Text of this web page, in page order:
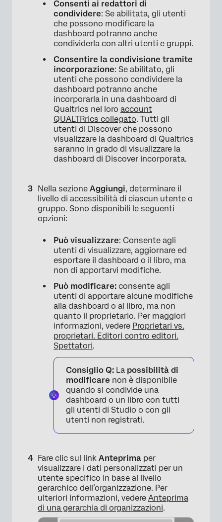
Consenti ai redattori di
condividere: Se abilitata, gli utenti
che possono modificare la
dashboard potranno anche
condividerla con altri utenti e gruppi.
Consentire la condivisione tramite
incorporazione: Se abilitato, gli
utenti che possono condividere la
dashboard potranno anche
incorporarla in una dashboard di
Qualtrics nel loro account
QUALTRrics collegato. Tutti gli
utenti di Discover che possono
visualizzare la dashboard di Qualtrics
saranno in grado di visualizzare la
dashboard di Discover incorporata.
Nella sezione Aggiungi, determinare il
livello di accessibilità di ciascun utente o
gruppo. Sono disponibili le seguenti
opzioni:
Può visualizzare: Consente agli
utenti di visualizzare, aggiornare ed
esportare il dashboard o il libro, ma
non di apportarvi modifiche.
Può modificare: consente agli
utenti di apportare alcune modifiche
alla dashboard o al libro, ma non
quanto il proprietario. Per maggiori
informazioni, vedere Proprietari vs.
proprietari. Editori contro editori.
Spettatori.
Consiglio Q: La possibilità di
modificare non è disponibile
quando si condivide una
dashboard o un libro con tutti
gli utenti di Studio o con gli
utenti non registrati.
Fare clic sul link Anteprima per
visualizzare i dati personalizzati per un
utente specifico in base al livello
gerarchico dell’organizzazione. Per
ulteriori informazioni, vedere Anteprima
di una gerarchia di organizzazioni.